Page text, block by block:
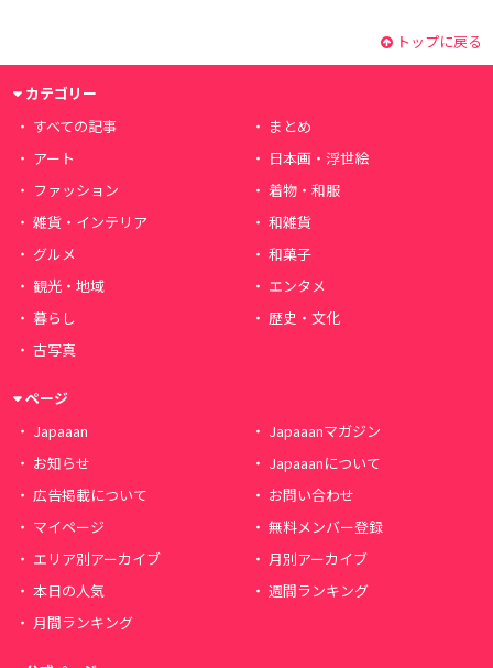
トップに戻る
カテゴリー
すべての記事
まとめ
アート
日本画・浮世絵
ファッション
着物・和服
雑貨・インテリア
和雑貨
グルメ
和菓子
観光・地域
エンタメ
暮らし
歴史・文化
古写真
ページ
Japaaan
Japaaanマガジン
お知らせ
Japaaanについて
広告掲載について
お問い合わせ
マイページ
無料メンバー登録
エリア別アーカイブ
月別アーカイブ
本日の人気
週間ランキング
月間ランキング